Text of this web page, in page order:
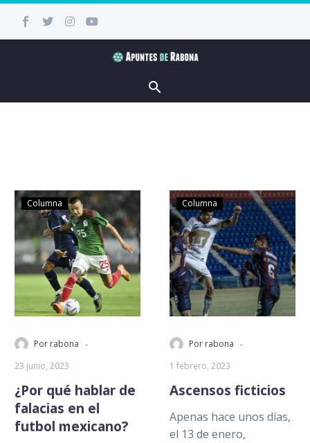
Columna
Por rabona -
23 junio, 2023
¿Por qué hablar de
falacias en el
futbol mexicano?
Columna
Por rabona -
1 febrero, 2023
Ascensos ficticios
Apenas hace unos días,
el 13 de enero,